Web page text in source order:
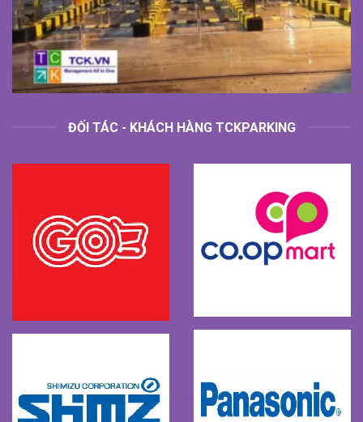
ĐỐI TÁC - KHÁCH HÀNG TCKPARKING